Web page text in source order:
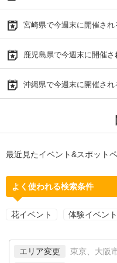
宮崎県で今週末に開催さ
鹿児島県で今週末に開催
沖縄県で今週末に開催さ
最近見たイベント&スポット
よく使われる検索条件
花イベント 体験イベント
エリア変更 東京、大阪